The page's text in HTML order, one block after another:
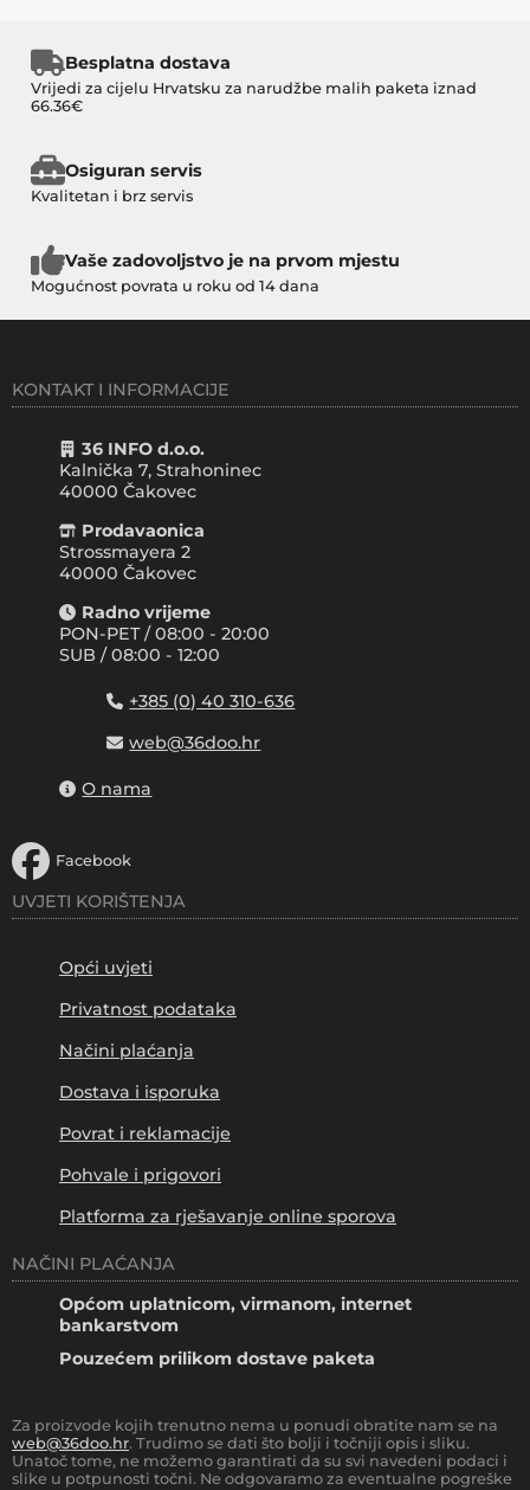
Besplatna dostava
Vrijedi za cijelu Hrvatsku za narudžbe malih paketa iznad
66.36€
Osiguran servis
Kvalitetan i brz servis
Vaše zadovoljstvo je na prvom mjestu
Mogućnost povrata u roku od 14 dana
KONTAKT I INFORMACIJE
36 INFO d.o.o.
Kalnička 7, Strahoninec
40000 Čakovec
Prodavaonica
Strossmayera 2
40000 Čakovec
Radno vrijeme
PON-PET / 08:00 - 20:00
SUB / 08:00 - 12:00
+385 (0) 40 310-636
web@36doo.hr
O nama
Facebook
UVJETI KORIŠTENJA
Opći uvjeti
Privatnost podataka
Načini plaćanja
Dostava i isporuka
Povrat i reklamacije
Pohvale i prigovori
Platforma za rješavanje online sporova
NAČINI PLAĆANJA
Općom uplatnicom, virmanom, internet
bankarstvom
Pouzećem prilikom dostave paketa
Za proizvode kojih trenutno nema u ponudi obratite nam se na
web@36doo.hr. Trudimo se dati što bolji i točniji opis i sliku.
Unatoč tome, ne možemo garantirati da su svi navedeni podaci i
slike u potpunosti točni. Ne odgovaramo za eventualne pogreške